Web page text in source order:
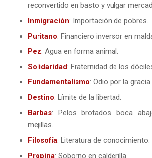
reconvertido en basto y vulgar
Inmigración: Importación de pobres.
Puritano: Financiero inversor en
Pez: Agua en forma animal.
Solidaridad: Fraternidad de los
Fundamentalismo: Odio por la gracia
Destino: Límite de la libertad.
Barbas: Pelos brotados boca
mejillas.
Filosofía: Literatura de conocimiento.
Propina: Soborno en calderilla.